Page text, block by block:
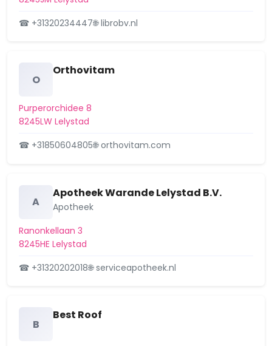
☎ +31320234447🌐 librobv.nl
O
Orthovitam
Purperorchidee 8
8245LW Lelystad
☎ +31850604805🌐 orthovitam.com
A
Apotheek Warande Lelystad B.V.
Apotheek
Ranonkellaan 3
8245HE Lelystad
☎ +31320202018🌐 serviceapotheek.nl
B
Best Roof